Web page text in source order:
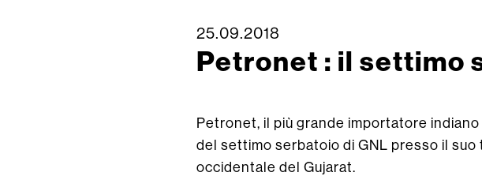
25.09.2018
Petronet : il settimo
Petronet, il più grande importatore
del settimo serbatoio di GNL presso il
occidentale del Gujarat.